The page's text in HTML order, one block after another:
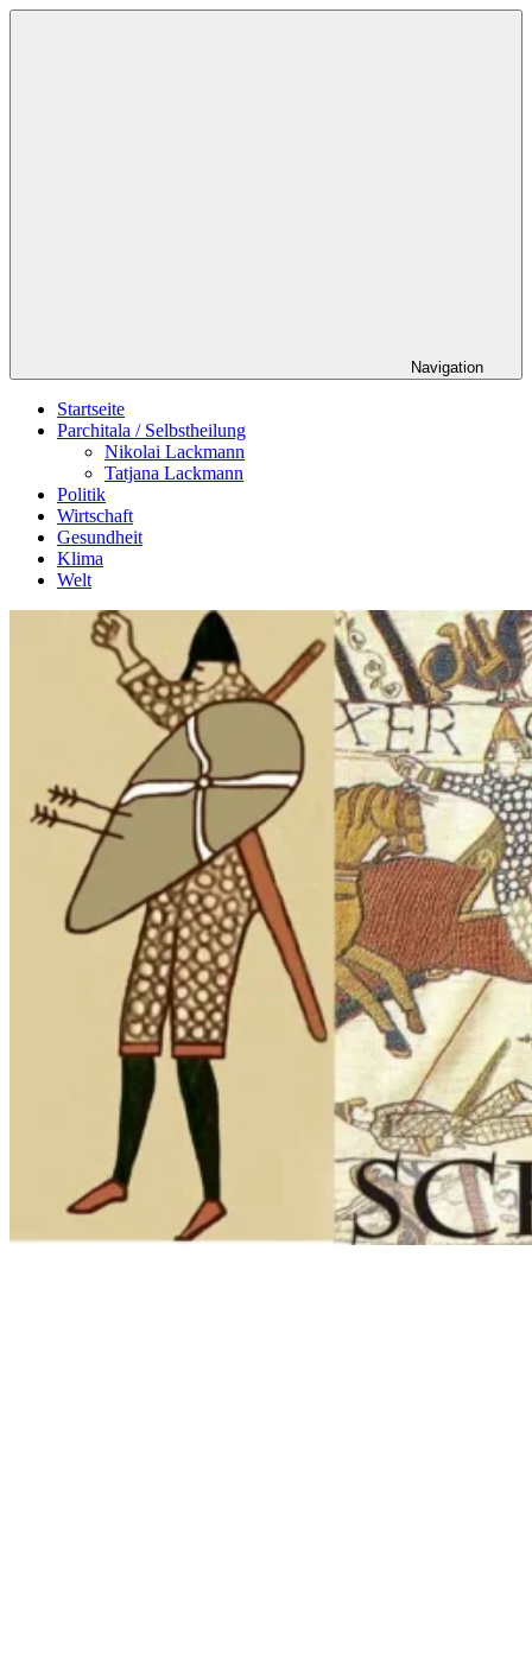
Zum
Navigation
Startseite
Parchitala / Selbstheilung
Nikolai Lackmann
Tatjana Lackmann
Politik
Wirtschaft
Gesundheit
Klima
Welt